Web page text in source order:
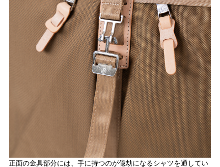
正面の金具部分には、手に持つのが億劫になるシャツを通してい